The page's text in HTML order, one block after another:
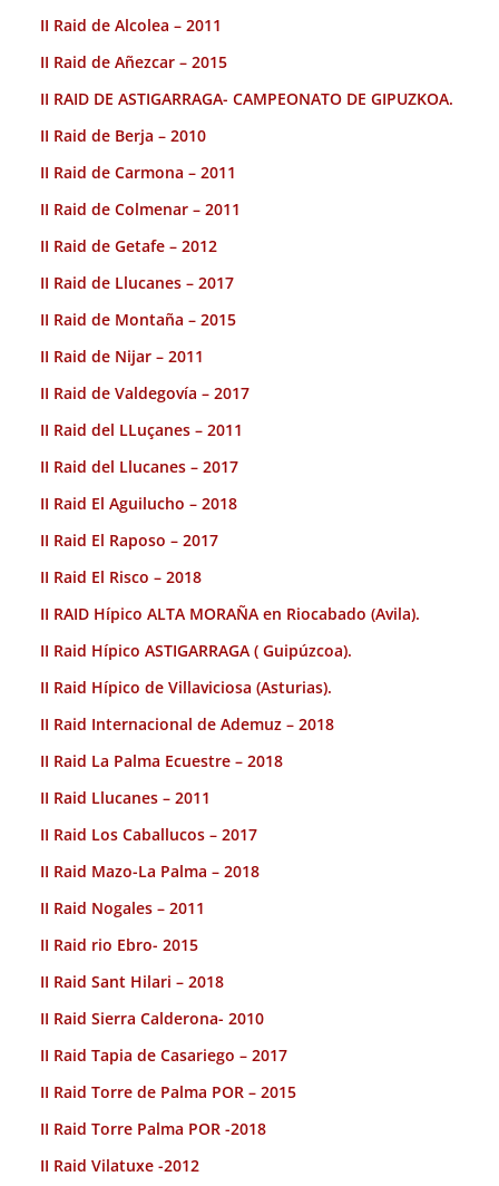
II Raid de Alcolea – 2011
II Raid de Añezcar – 2015
II RAID DE ASTIGARRAGA- CAMPEONATO DE GIPUZKOA.
II Raid de Berja – 2010
II Raid de Carmona – 2011
II Raid de Colmenar – 2011
II Raid de Getafe – 2012
II Raid de Llucanes – 2017
II Raid de Montaña – 2015
II Raid de Nijar – 2011
II Raid de Valdegovía – 2017
II Raid del LLuçanes – 2011
II Raid del Llucanes – 2017
II Raid El Aguilucho – 2018
II Raid El Raposo – 2017
II Raid El Risco – 2018
II RAID Hípico ALTA MORAÑA en Riocabado (Avila).
II Raid Hípico ASTIGARRAGA ( Guipúzcoa).
II Raid Hípico de Villaviciosa (Asturias).
II Raid Internacional de Ademuz – 2018
II Raid La Palma Ecuestre – 2018
II Raid Llucanes – 2011
II Raid Los Caballucos – 2017
II Raid Mazo-La Palma – 2018
II Raid Nogales – 2011
II Raid rio Ebro- 2015
II Raid Sant Hilari – 2018
II Raid Sierra Calderona- 2010
II Raid Tapia de Casariego – 2017
II Raid Torre de Palma POR – 2015
II Raid Torre Palma POR -2018
II Raid Vilatuxe -2012